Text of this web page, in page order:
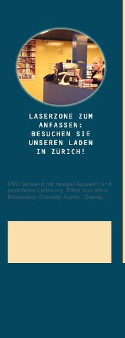
DVD Versand mit riesiger Auswahl und
portofreier Lieferung. Filme aus allen
Bereichen: Comedy, Action, Drama, ...